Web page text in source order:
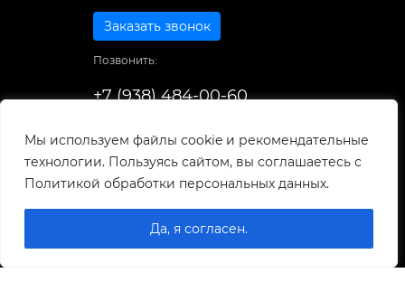
Мы используем файлы cookie и рекомендательные
технологии. Пользуясь сайтом, вы соглашаетесь с
Политикой обработки персональных данных.
Да, я согласен.
Заказать звонок
Позвонить:
+7 (938) 484-00-60
© 1998-2025
0